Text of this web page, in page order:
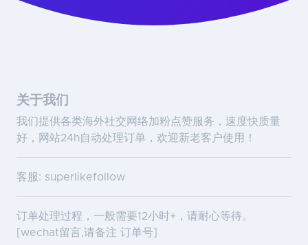
关于我们
我们提供各类海外社交网络加粉点赞服务，速度快质量
好，网站24h自动处理订单，欢迎新老客户使用！
客服: superlikefollow
订单处理过程，一般需要12小时+，请耐心等待。
[wechat留言,请备注 订单号]